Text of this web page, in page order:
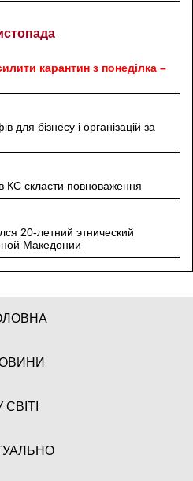
карантин з понеділка –
для бізнесу і організацій за
КС скласти повноваження
20-летний этнический
Македонии
СВІТІ